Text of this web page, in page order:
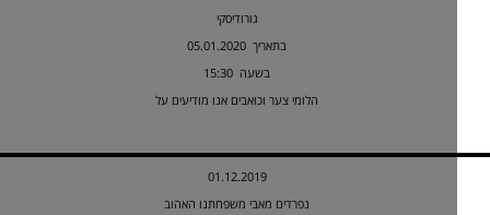
גורודיסקי
05.01.2020 בתאריך
הלומי צער וכואבים אנו מודיעים על
01.12.2019
נפרדים מאבי משפחתנו האהוב